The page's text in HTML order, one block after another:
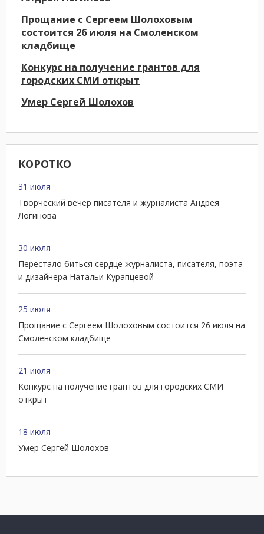
КОРОТКО
31 июля
Творческий вечер писателя и журналиста Андрея
Логинова
30 июля
Перестало биться сердце журналиста, писателя, поэта
и дизайнера Натальи Курапцевой
25 июля
Прощание с Сергеем Шолоховым состоится 26 июля на
Смоленском кладбище
21 июля
Конкурс на получение грантов для городских СМИ
открыт
18 июля
Умер Сергей Шолохов
Прощание с Сергеем Шолоховым
состоится 26 июля на Смоленском
кладбище
Конкурс на получение грантов для
городских СМИ открыт
Умер Сергей Шолохов